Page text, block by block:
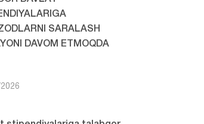
SARALASH
DAVOM ETMOQDA